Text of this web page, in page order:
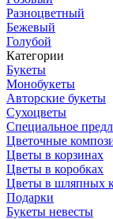
Разноцветный
Бежевый
Голубой
Категории
Букеты
Монобукеты
Авторские букеты
Сухоцветы
Специальное
Цветочные
Цветы в корзинах
Цветы в коробках
Цветы в шляпных
Подарки
Букеты невесты